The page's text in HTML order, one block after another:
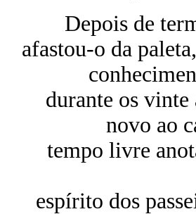
Depois de
afastou-o da
durante os vinte
novo ao
tempo livre
espírito dos